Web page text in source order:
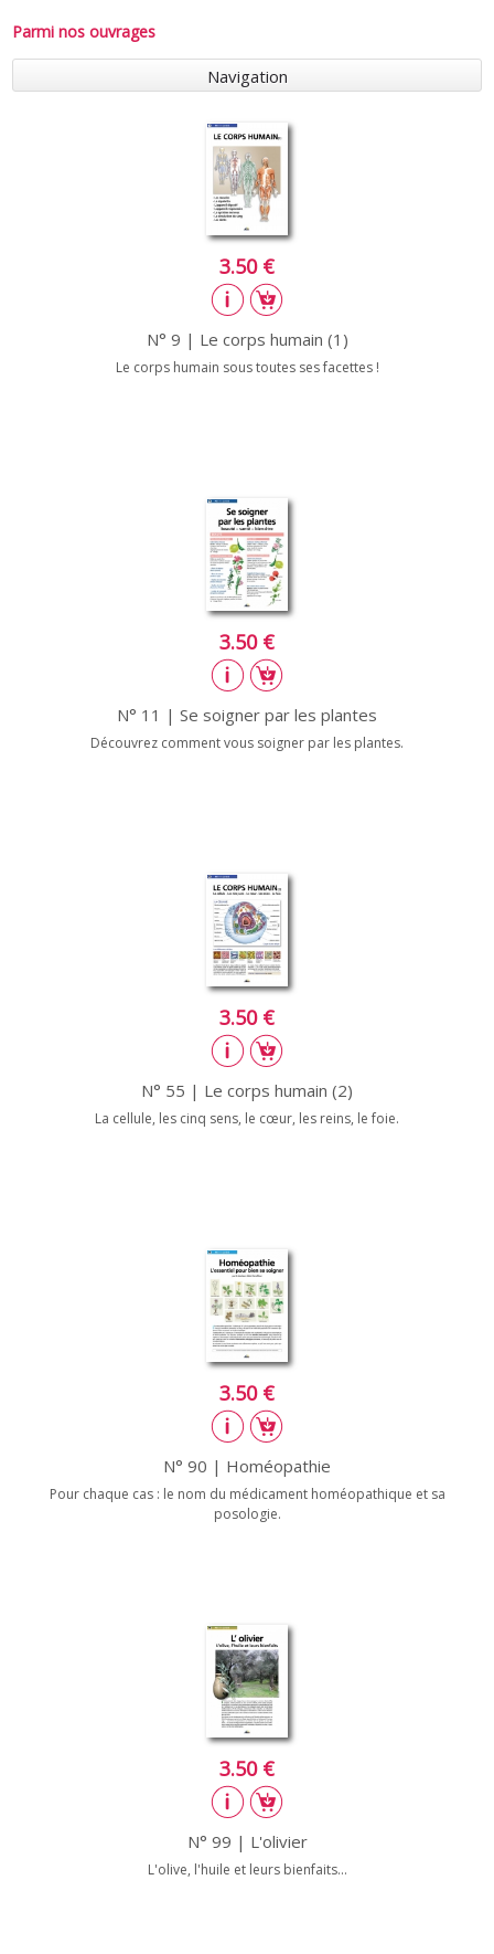
Parmi nos ouvrages
Navigation
3.50 €
N° 9 | Le corps humain (1)
Le corps humain sous toutes ses facettes !
3.50 €
N° 11 | Se soigner par les plantes
Découvrez comment vous soigner par les plantes.
3.50 €
N° 55 | Le corps humain (2)
La cellule, les cinq sens, le cœur, les reins, le foie.
3.50 €
N° 90 | Homéopathie
Pour chaque cas : le nom du médicament homéopathique et sa
posologie.
3.50 €
N° 99 | L'olivier
L'olive, l'huile et leurs bienfaits...